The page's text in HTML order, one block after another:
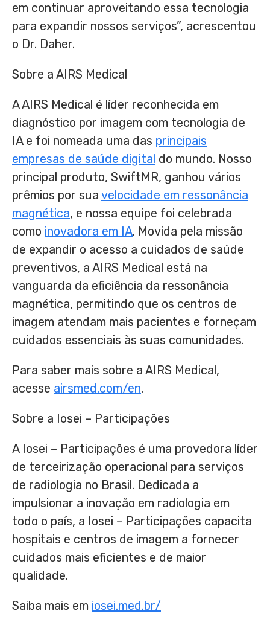
em continuar aproveitando essa tecnologia
para expandir nossos serviços”, acrescentou
o Dr. Daher.
Sobre a AIRS Medical
A AIRS Medical é líder reconhecida em
diagnóstico por imagem com tecnologia de
IA e foi nomeada uma das principais
empresas de saúde digital do mundo. Nosso
principal produto, SwiftMR, ganhou vários
prêmios por sua velocidade em ressonância
magnética, e nossa equipe foi celebrada
como inovadora em IA. Movida pela missão
de expandir o acesso a cuidados de saúde
preventivos, a AIRS Medical está na
vanguarda da eficiência da ressonância
magnética, permitindo que os centros de
imagem atendam mais pacientes e forneçam
cuidados essenciais às suas comunidades.
Para saber mais sobre a AIRS Medical,
acesse airsmed.com/en.
Sobre a Iosei – Participações
A Iosei – Participações é uma provedora líder
de terceirização operacional para serviços
de radiologia no Brasil. Dedicada a
impulsionar a inovação em radiologia em
todo o país, a Iosei – Participações capacita
hospitais e centros de imagem a fornecer
cuidados mais eficientes e de maior
qualidade.
Saiba mais em iosei.med.br/